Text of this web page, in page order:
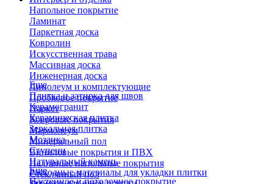
Напольное покрытие
Ламинат
Паркетная доска
Ковролин
Искусственная трава
Массивная доска
Инженерная доска
Линолеум и комплектующие
Пробковое покрытие
Паркет
Ковровые покрытия
Мармолеум
Минеральный пол
Виниловые покрытия и ПВХ
Наливные напольные покрытия
Стеклянный пол
Еще
Плитка и затирка для швов
Керамогранит
Керамическая плитка
Зеркальная плитка
Мозаика
Ступени
Натуральный камень
Расходные материалы для укладки плитки
Еще
Настенное и потолочное покрытие